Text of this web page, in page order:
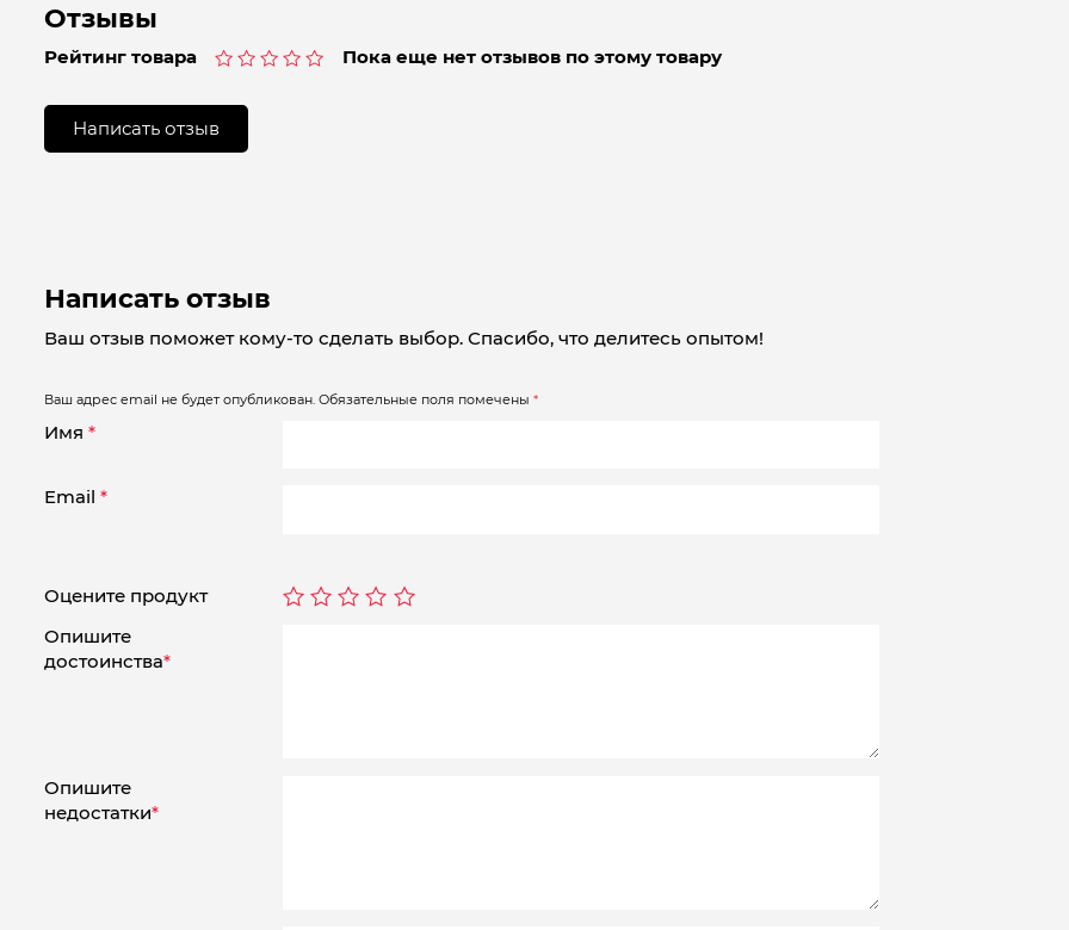
Отзывы
Рейтинг товара
0
5
Пока еще нет отзывов по этому товару
Написать отзыв
Написать отзыв
Ваш отзыв поможет кому-то сделать выбор. Спасибо, что делитесь опытом!
Ваш адрес email не будет опубликован. Обязательные поля помечены *
Имя *
Email *
Оцените продукт
Опишите
достоинства*
Опишите
недостатки*